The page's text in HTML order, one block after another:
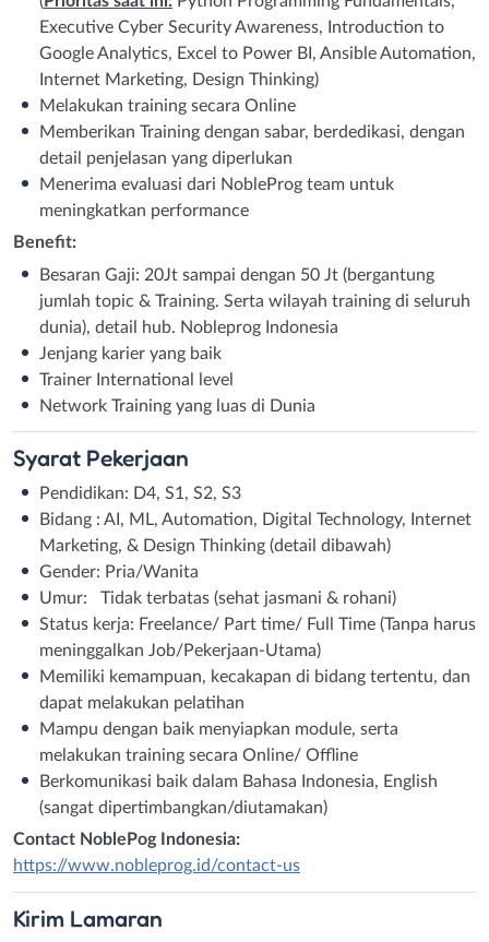
Executive Cyber Security Awareness, Introduction to
Google Analytics, Excel to Power BI, Ansible Automation,
Internet Marketing, Design Thinking)
Melakukan training secara Online
Memberikan Training dengan sabar, berdedikasi, dengan
detail penjelasan yang diperlukan
Menerima evaluasi dari NobleProg team untuk
meningkatkan performance
Benefit:
Besaran Gaji: 20Jt sampai dengan 50 Jt (bergantung
jumlah topic & Training. Serta wilayah training di seluruh
dunia), detail hub. Nobleprog Indonesia
Jenjang karier yang baik
Trainer International level
Network Training yang luas di Dunia
Syarat Pekerjaan
Pendidikan: D4, S1, S2, S3
Bidang : AI, ML, Automation, Digital Technology, Internet
Marketing, & Design Thinking (detail dibawah)
Gender: Pria/Wanita
Umur: Tidak terbatas (sehat jasmani & rohani)
Status kerja: Freelance/ Part time/ Full Time (Tanpa harus
meninggalkan Job/Pekerjaan-Utama)
Memiliki kemampuan, kecakapan di bidang tertentu, dan
dapat melakukan pelatihan
Mampu dengan baik menyiapkan module, serta
melakukan training secara Online/ Offline
Berkomunikasi baik dalam Bahasa Indonesia, English
(sangat dipertimbangkan/diutamakan)
Contact NoblePog Indonesia:
https://www.nobleprog.id/contact-us
Kirim Lamaran